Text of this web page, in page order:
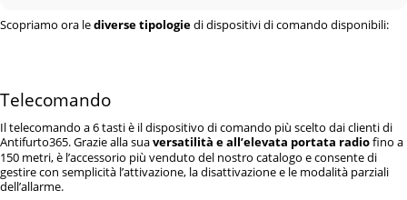
Scopriamo ora lediverse tipologiedi dispositivi di comando disponibili:
Telecomando
Il telecomando a 6 tasti è il dispositivo di comando più scelto dai clienti di
Antifurto365. Grazie alla suaversatilità e all’elevata portata radiofino a
150 metri, è l’accessorio più venduto del nostro catalogo e consente di
gestire con semplicità l’attivazione, la disattivazione e le modalità parziali
dell’allarme.